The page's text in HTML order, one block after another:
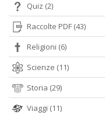
Quiz (2)
Raccolte PDF (43)
Religioni (6)
Scienze (11)
Storia (29)
Viaggi (11)